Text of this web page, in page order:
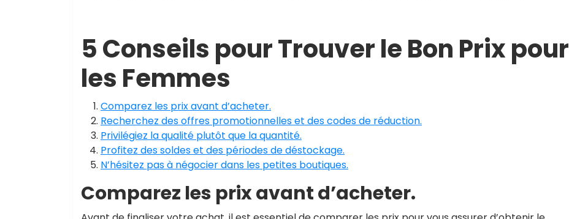
5 Conseils pour Trouver le Bon Prix pour
les Femmes
Comparez les prix avant d’acheter.
Recherchez des offres promotionnelles et des codes de réduction.
Privilégiez la qualité plutôt que la quantité.
Profitez des soldes et des périodes de déstockage.
N’hésitez pas à négocier dans les petites boutiques.
Comparez les prix avant d’acheter.